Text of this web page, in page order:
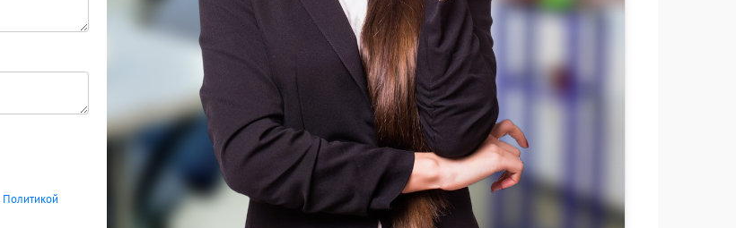
Политикой